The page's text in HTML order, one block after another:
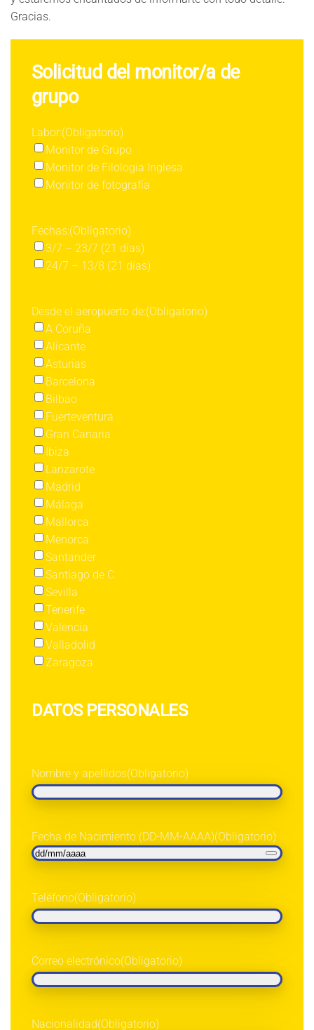
Gracias.
Solicitud del monitor/a de
grupo
Labor:(Obligatorio)
Monitor de Grupo
Monitor de Filología Inglesa
Monitor de fotografía
Fechas:(Obligatorio)
3/7 – 23/7 (21 días)
24/7 – 13/8 (21 días)
Desde el aeropuerto de:(Obligatorio)
A Coruña
Alicante
Asturias
Barcelona
Bilbao
Fuerteventura
Gran Canaria
Ibiza
Lanzarote
Madrid
Málaga
Mallorca
Menorca
Santander
Santiago de C.
Sevilla
Tenerife
Valencia
Valladolid
Zaragoza
DATOS PERSONALES
Nombre y apellidos(Obligatorio)
Fecha de Nacimiento (DD-MM-AAAA)(Obligatorio)
Teléfono(Obligatorio)
Correo electrónico(Obligatorio)
Nacionalidad(Obligatorio)